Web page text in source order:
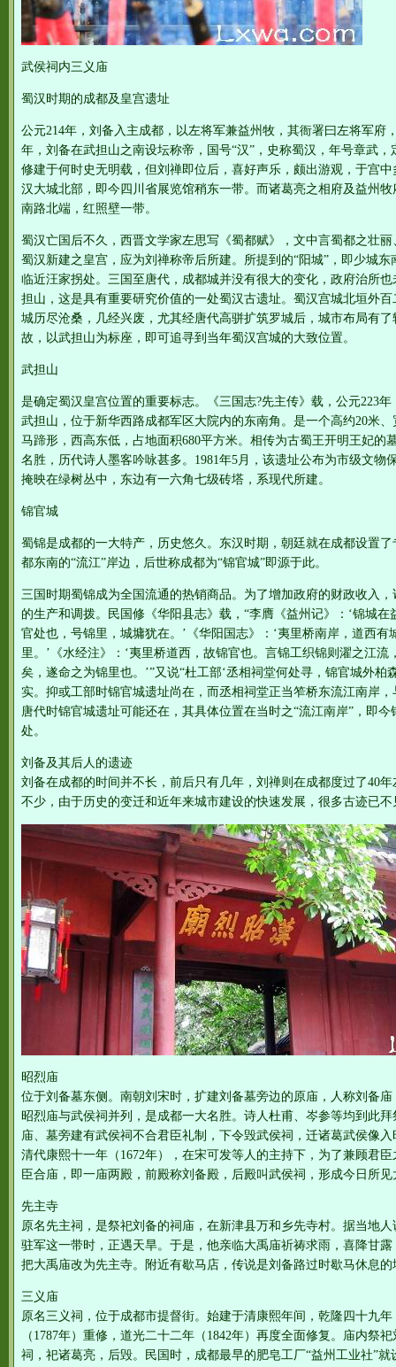
武侯祠内三义庙
蜀汉时期的成都及皇宫遗址
公元214年，刘备入主成都，以左将军兼益州牧，其衙署曰左将军府
年，刘备在武担山之南设坛称帝，国号“汉”，史称蜀汉，年号章武
修建于何时史无明载，但刘禅即位后，喜好声乐，颇出游观，于宫
汉大城北部，即今四川省展览馆稍东一带。而诸葛亮之相府及益州
南路北端，红照壁一带。
蜀汉亡国后不久，西晋文学家左思写《蜀都赋》，文中言蜀都之壮
蜀汉新建之皇宫，应为刘禅称帝后所建。所提到的“阳城”，即少城
临近汪家拐处。三国至唐代，成都城并没有很大的变化，政府治所
担山，这是具有重要研究价值的一处蜀汉古遗址。蜀汉宫城北垣外
城历尽沧桑，几经兴废，尤其经唐代高骈扩筑罗城后，城市布局有
故，以武担山为标座，即可追寻到当年蜀汉宫城的大致位置。
武担山
是确定蜀汉皇宫位置的重要标志。《三国志?先主传》载，公元223
武担山，位于新华西路成都军区大院内的东南角。是一个高约20米
马蹄形，西高东低，占地面积680平方米。相传为古蜀王开明王妃的
名胜，历代诗人墨客吟咏甚多。1981年5月，该遗址公布为市级文物
掩映在绿树丛中，东边有一六角七级砖塔，系现代所建。
锦官城
蜀锦是成都的一大特产，历史悠久。东汉时期，朝廷就在成都设置
都东南的“流江”岸边，后世称成都为“锦官城”即源于此。
三国时期蜀锦成为全国流通的热销商品。为了增加政府的财政收入
的生产和调拨。民国修《华阳县志》载，“李膺《益州记》：‘锦城
官处也，号锦里，城墉犹在。’《华阳国志》：‘夷里桥南岸，道西
里。’《水经注》：‘夷里桥道西，故锦官也。言锦工织锦则濯之江
矣，遂命之为锦里也。’”又说“杜工部‘丞相祠堂何处寻，锦官城外柏
实。抑或工部时锦官城遗址尚在，而丞相祠堂正当笮桥东流江南岸
唐代时锦官城遗址可能还在，其具体位置在当时之“流江南岸”，即
处。
刘备及其后人的遗迹
刘备在成都的时间并不长，前后只有几年，刘禅则在成都度过了40
不少，由于历史的变迁和近年来城市建设的快速发展，很多古迹已
昭烈庙
位于刘备墓东侧。南朝刘宋时，扩建刘备墓旁边的原庙，人称刘备
昭烈庙与武侯祠并列，是成都一大名胜。诗人杜甫、岑参等均到此
庙、墓旁建有武侯祠不合君臣礼制，下令毁武侯祠，迁诸葛武侯像
清代康熙十一年（1672年），在宋可发等人的主持下，为了兼顾君
臣合庙，即一庙两殿，前殿称刘备殿，后殿叫武侯祠，形成今日所
先主寺
原名先主祠，是祭祀刘备的祠庙，在新津县万和乡先寺村。据当地
驻军这一带时，正遇天旱。于是，他亲临大禹庙祈祷求雨，喜降甘
把大禹庙改为先主寺。附近有歇马店，传说是刘备路过时歇马休息的
三义庙
原名三义祠，位于成都市提督街。始建于清康熙年间，乾隆四十九
（1787年）重修，道光二十二年（1842年）再度全面修复。庙内祭
祠，祀诸葛亮，后毁。民国时，成都最早的肥皂工厂“益州工业社”